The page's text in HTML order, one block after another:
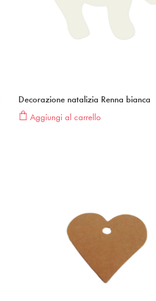
Decorazione natalizia Renna bianca
Aggiungi al carrello